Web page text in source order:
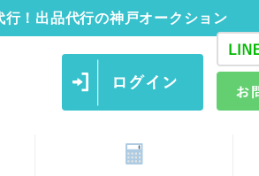
！出品代行の神戸オークション